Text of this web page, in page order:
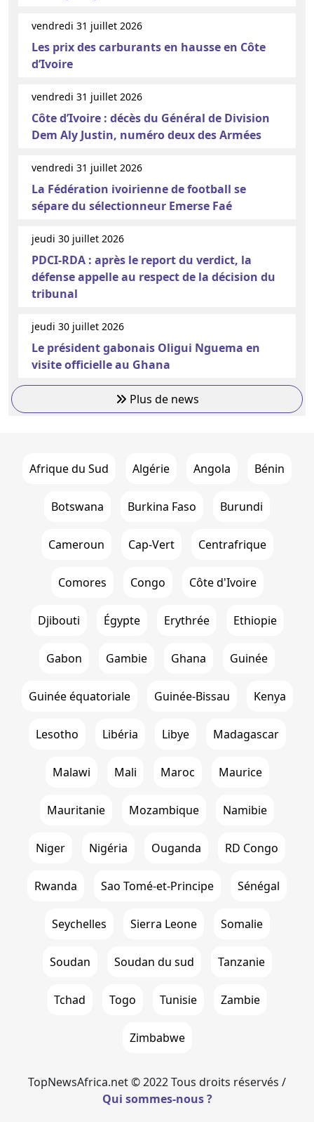
vendredi 31 juillet 2026
Les prix des carburants en hausse en Côte
d’Ivoire
vendredi 31 juillet 2026
Côte d’Ivoire : décès du Général de Division
Dem Aly Justin, numéro deux des Armées
vendredi 31 juillet 2026
La Fédération ivoirienne de football se
sépare du sélectionneur Emerse Faé
jeudi 30 juillet 2026
PDCI-RDA : après le report du verdict, la
défense appelle au respect de la décision du
tribunal
jeudi 30 juillet 2026
Le président gabonais Oligui Nguema en
visite officielle au Ghana
Plus de news
Afrique du Sud Algérie Angola Bénin
Botswana Burkina Faso Burundi
Cameroun Cap-Vert Centrafrique
Comores Congo Côte d'Ivoire
Djibouti Égypte Erythrée Ethiopie
Gabon Gambie Ghana Guinée
Guinée équatoriale Guinée-Bissau Kenya
Lesotho Libéria Libye Madagascar
Malawi Mali Maroc Maurice
Mauritanie Mozambique Namibie
Niger Nigéria Ouganda RD Congo
Rwanda Sao Tomé-et-Principe Sénégal
Seychelles Sierra Leone Somalie
Soudan Soudan du sud Tanzanie
Tchad Togo Tunisie Zambie
Zimbabwe
TopNewsAfrica.net © 2022 Tous droits réservés /
Qui sommes-nous ?